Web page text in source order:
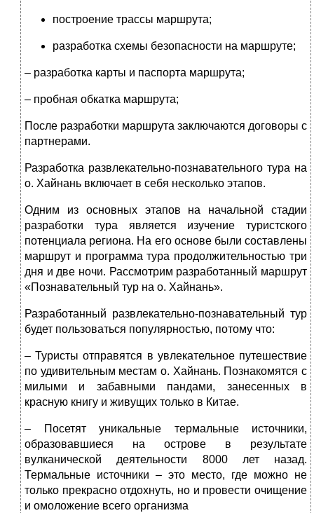
построение трассы маршрута;
разработка схемы безопасности на маршруте;
– разработка карты и паспорта маршрута;
– пробная обкатка маршрута;
После разработки маршрута заключаются договоры с
партнерами.
Разработка развлекательно-познавательного тура на
о. Хайнань включает в себя несколько этапов.
Одним из основных этапов на начальной стадии
разработки тура является изучение туристского
потенциала региона. На его основе были составлены
маршрут и программа тура продолжительностью три
дня и две ночи. Рассмотрим разработанный маршрут
«Познавательный тур на о. Хайнань».
Разработанный развлекательно-познавательный тур
будет пользоваться популярностью, потому что:
– Туристы отправятся в увлекательное путешествие
по удивительным местам о. Хайнань. Познакомятся с
милыми и забавными пандами, занесенных в
красную книгу и живущих только в Китае.
– Посетят уникальные термальные источники,
образовавшиеся на острове в результате
вулканической деятельности 8000 лет назад.
Термальные источники – это место, где можно не
только прекрасно отдохнуть, но и провести очищение
и омоложение всего организма